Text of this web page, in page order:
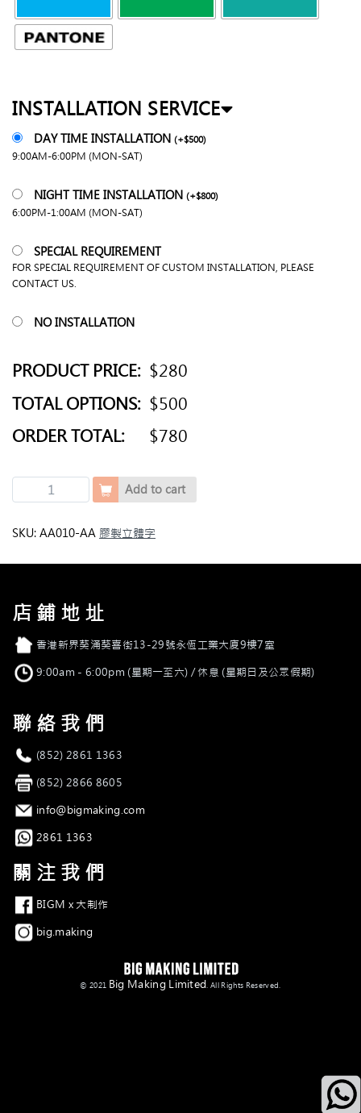
INSTALLATION SERVICE
DAY TIME INSTALLATION (+$500)
9:00AM-6:00PM (MON-SAT)
NIGHT TIME INSTALLATION (+$800)
6:00PM-1:00AM (MON-SAT)
SPECIAL REQUIREMENT
FOR SPECIAL REQUIREMENT OF CUSTOM INSTALLATION, PLEASE
CONTACT US.
NO INSTALLATION
PRODUCT PRICE: $280
TOTAL OPTIONS: $500
ORDER TOTAL:
$780
心
電
字
Add to cart
SKU: AA010-AA 膠製立體字
店鋪地址
店舖地址香港新界葵涌葵喜街13-29號永恆工業大廈9樓7室
營業時間9:00am - 6:00pm (星期一至六) / 休息 (星期日及公眾假期)
聯絡我們
電話 (852) 2861 1363
傳真 (852) 2866 8605
電郵 info@bigmaking.com
Whatsapp
2861 1363
關注我們
Facebook
BIGM x 大制作
Instagram
big.making
© 2021 Big Making Limited. All Rights Reserved.